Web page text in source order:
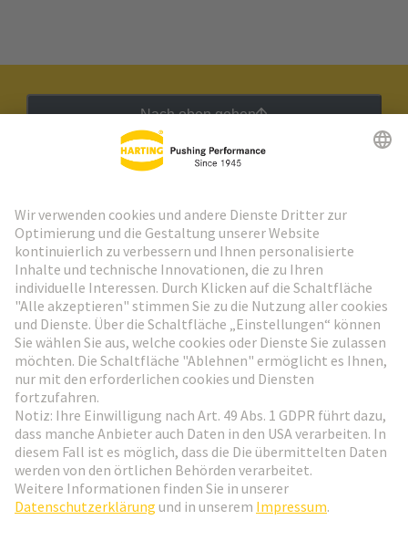
Nach oben gehen
Weiter zur Anmeldung
Social Media
Österreich Deutsch